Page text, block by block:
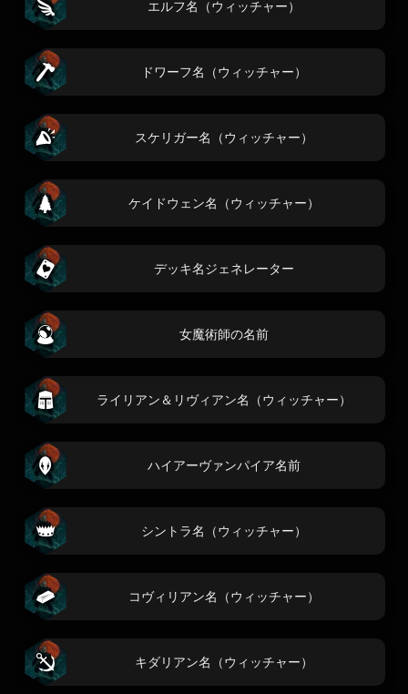
エルフ名（ウィッチャー）
ドワーフ名（ウィッチャー）
スケリガー名（ウィッチャー）
ケイドウェン名（ウィッチャー）
デッキ名ジェネレーター
女魔術師の名前
ライリアン＆リヴィアン名（ウィッチャー）
ハイアーヴァンパイア名前
シントラ名（ウィッチャー）
コヴィリアン名（ウィッチャー）
キダリアン名（ウィッチャー）